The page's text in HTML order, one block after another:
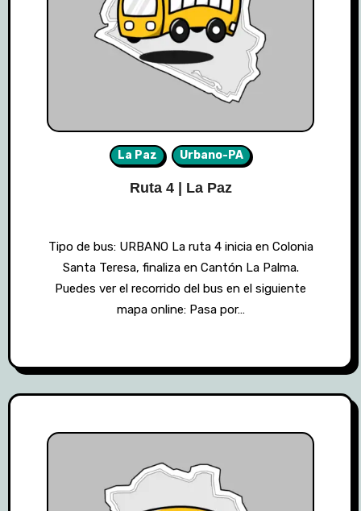
La Paz Urbano-PA
Ruta 4 | La Paz
Tipo de bus: URBANO La ruta 4 inicia en Colonia
Santa Teresa, finaliza en Cantón La Palma.
Puedes ver el recorrido del bus en el siguiente
mapa online: Pasa por…